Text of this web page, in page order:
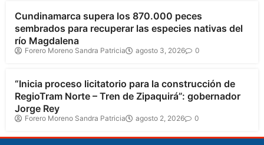
Cundinamarca supera los 870.000 peces
sembrados para recuperar las especies nativas del
río Magdalena
Forero Moreno Sandra Patricia agosto 3, 2026 0
Cundinamarca
“Inicia proceso licitatorio para la construcción de
RegioTram Norte – Tren de Zipaquirá”: gobernador
Jorge Rey
Forero Moreno Sandra Patricia agosto 2, 2026 0